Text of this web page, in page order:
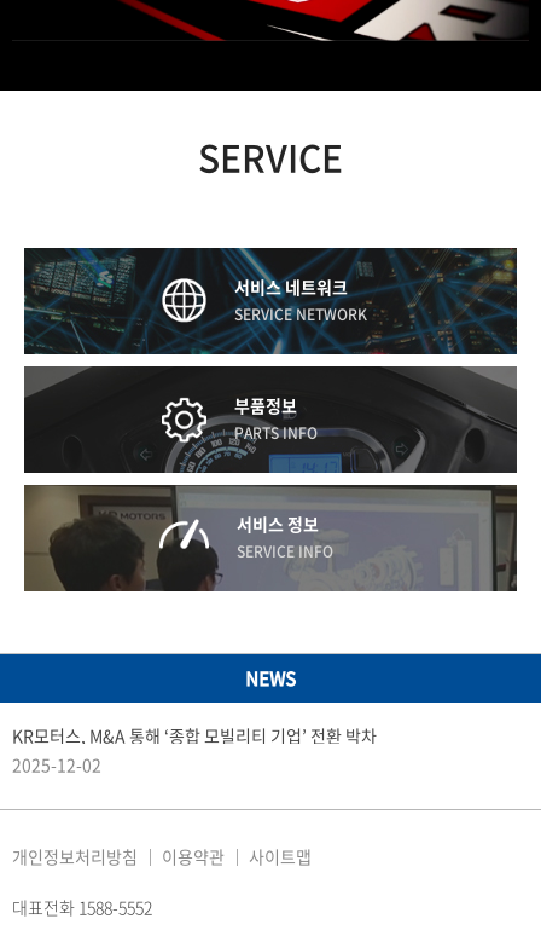
SERVICE
서비스 네트워크
SERVICE NETWORK
부품정보
PARTS INFO
서비스 정보
SERVICE INFO
NEWS
KR모터스, M&A 통해 ‘종합 모빌리티 기업’ 전환 박차
2025-12-02
개인정보처리방침 이용약관 사이트맵
대표전화 1588-5552